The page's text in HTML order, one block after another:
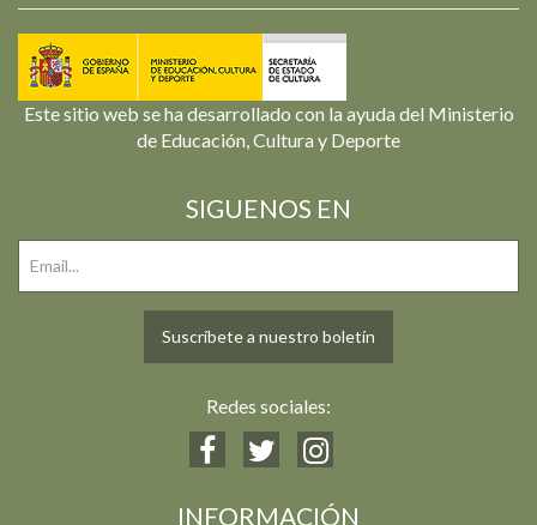
Este sitio web se ha desarrollado con la ayuda del Ministerio
de Educación, Cultura y Deporte
SIGUENOS EN
Suscríbete a nuestro boletín
Redes sociales:
INFORMACIÓN